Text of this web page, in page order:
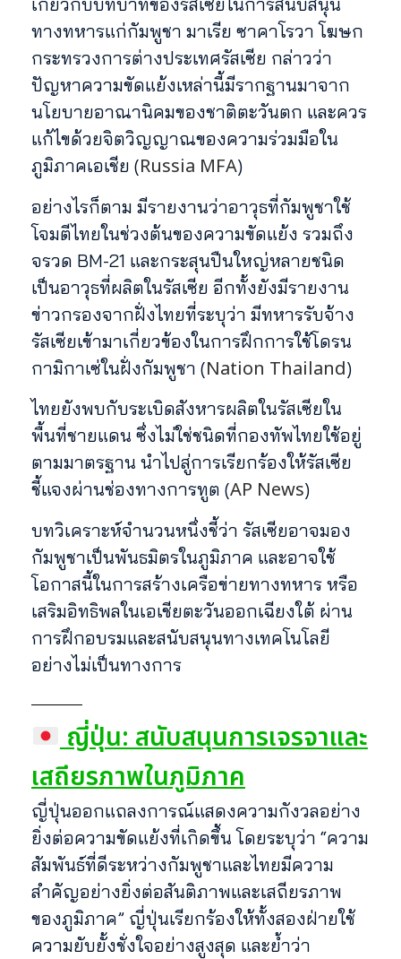
ทางทหารแก่กัมพูชา มาเรีย ซาคาโรวา โฆษก
กระทรวงการต่างประเทศรัสเซีย กล่าวว่า
ปัญหาความขัดแย้งเหล่านี้มีรากฐานมาจาก
นโยบายอาณานิคมของชาติตะวันตก และควร
แก้ไขด้วยจิตวิญญาณของความร่วมมือใน
ภูมิภาคเอเชีย (Russia MFA)
อย่างไรก็ตาม มีรายงานว่าอาวุธที่กัมพูชาใช้
โจมตีไทยในช่วงต้นของความขัดแย้ง รวมถึง
จรวด BM-21 และกระสุนปืนใหญ่หลายชนิด
เป็นอาวุธที่ผลิตในรัสเซีย อีกทั้งยังมีรายงาน
ข่าวกรองจากฝั่งไทยที่ระบุว่า มีทหารรับจ้าง
รัสเซียเข้ามาเกี่ยวข้องในการฝึกการใช้โดรน
กามิกาเซ่ในฝั่งกัมพูชา (Nation Thailand)
ไทยยังพบกับระเบิดสังหารผลิตในรัสเซียใน
พื้นที่ชายแดน ซึ่งไม่ใช่ชนิดที่กองทัพไทยใช้อยู่
ตามมาตรฐาน นำไปสู่การเรียกร้องให้รัสเซีย
ชี้แจงผ่านช่องทางการทูต (AP News)
บทวิเคราะห์จำนวนหนึ่งชี้ว่า รัสเซียอาจมอง
กัมพูชาเป็นพันธมิตรในภูมิภาค และอาจใช้
โอกาสนี้ในการสร้างเครือข่ายทางทหาร หรือ
เสริมอิทธิพลในเอเชียตะวันออกเฉียงใต้ ผ่าน
การฝึกอบรมและสนับสนุนทางเทคโนโลยี
อย่างไม่เป็นทางการ
ญี่ปุ่น: สนับสนุนการเจรจาและ
เสถียรภาพในภูมิภาค
ญี่ปุ่นออกแถลงการณ์แสดงความกังวลอย่าง
ยิ่งต่อความขัดแย้งที่เกิดขึ้น โดยระบุว่า “ความ
สัมพันธ์ที่ดีระหว่างกัมพูชาและไทยมีความ
สำคัญอย่างยิ่งต่อสันติภาพและเสถียรภาพ
ของภูมิภาค” ญี่ปุ่นเรียกร้องให้ทั้งสองฝ่ายใช้
ความยับยั้งชั่งใจอย่างสูงสุด และย้ำว่า